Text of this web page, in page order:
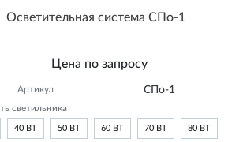
Осветительная система СПо-1
Цена по запросу
Артикул СПо-1
светильника
40 ВТ 50 ВТ 60 ВТ 70 ВТ 80 ВТ